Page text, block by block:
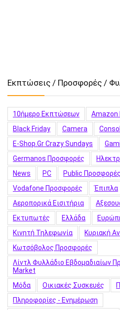
Εκπτώσεις / Προσφορές /
10ήμερο Εκπτώσεων Amazon
Black Friday
Camera
E-Shop.gr Crazy Sundays
Germanos Προσφορές
News
PC Public Προσφορές
Vodafone Προσφορές
Έπιπλα
Αεροπορικά Εισιτήρια
Εκτυπωτές
Ελλάδα
Κινητή Τηλεφωνία
Κυριακή
Κωτσόβολος Προσφορές
Λίντλ Φυλλάδιο Εβδομαδιαίων
Market
Μόδα
Οικιακές Συσκευές
Πληροφορίες - Ενημέρωση